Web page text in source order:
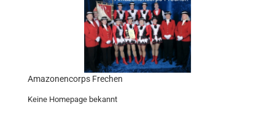
Amazonencorps Frechen
Keine Homepage bekannt